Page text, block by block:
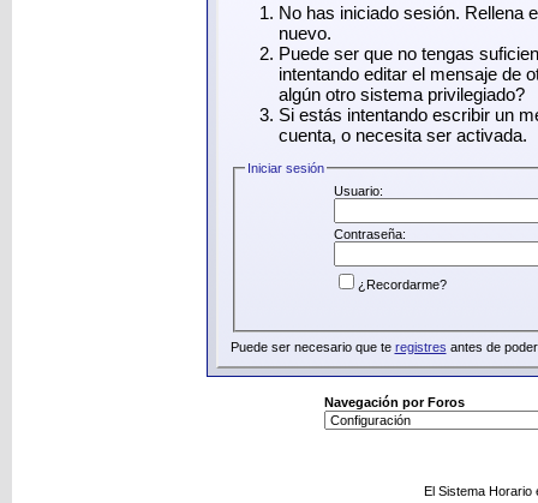
No has iniciado sesión. Rellena
nuevo.
Puede ser que no tengas
intentando editar el mensaje de
algún otro sistema privilegiado?
Si estás intentando escribir un
cuenta, o necesita ser activada.
Iniciar sesión
Usuario:
Contraseña:
¿Recordarme?
Puede ser necesario que te registres antes de
Navegación por Foros
El Sistema